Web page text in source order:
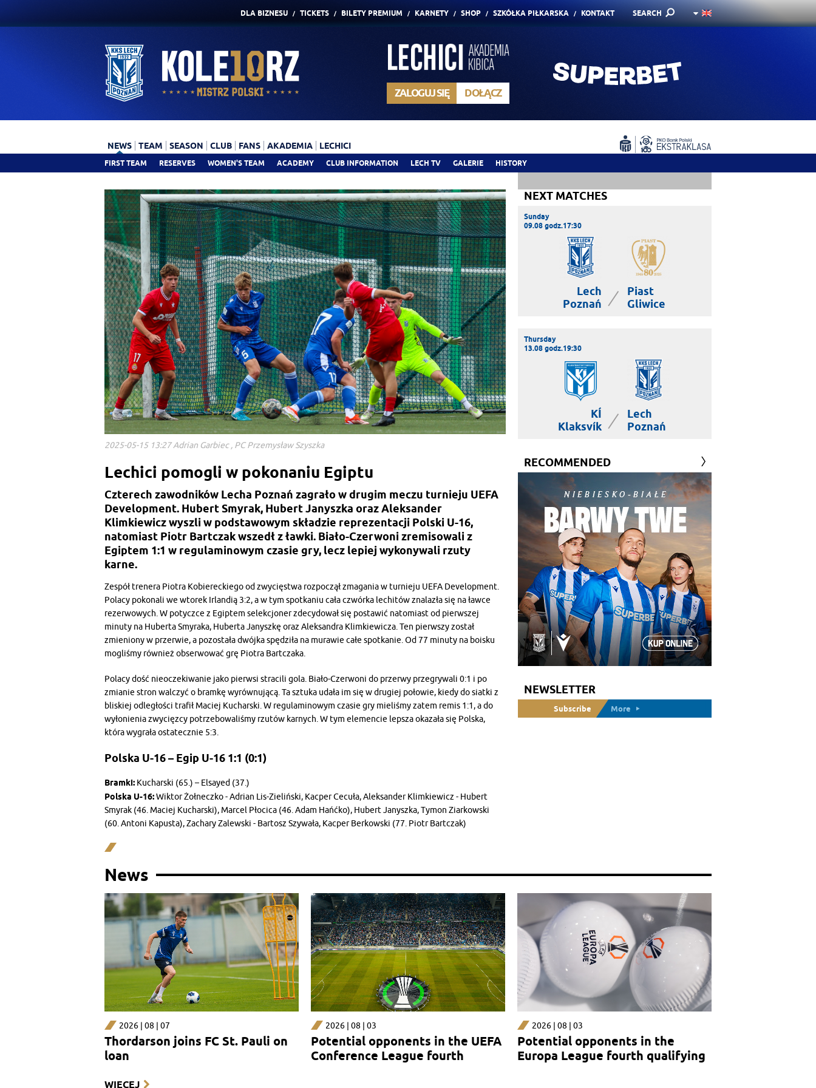
DLA BIZNESU TICKETS BILETY PREMIUM KARNETY SHOP SZKÓŁKA PIŁKARSKA KONTAKT SEARCH
ZALOGUJ SIĘ DOŁĄCZ
NEWS
FIRST TEAM RESERVES WOMEN'S TEAM ACADEMY CLUB INFORMATION LECH TV GALERIE HISTORY
TEAM SEASON CLUB FANS AKADEMIA LECHICI
2025-05-15 13:27 Adrian Garbiec , PC Przemysław Szyszka
Lechici pomogli w pokonaniu Egiptu
Czterech zawodników Lecha Poznań zagrało w drugim meczu turnieju UEFA
Development. Hubert Smyrak, Hubert Janyszka oraz Aleksander
Klimkiewicz wyszli w podstawowym składzie reprezentacji Polski U-16,
natomiast Piotr Bartczak wszedł z ławki. Biało-Czerwoni zremisowali z
Egiptem 1:1 w regulaminowym czasie gry, lecz lepiej wykonywali rzuty
karne.
Zespół trenera Piotra Kobiereckiego od zwycięstwa rozpoczął zmagania w turnieju UEFA Development.
Polacy pokonali we wtorek Irlandią 3:2, a w tym spotkaniu cała czwórka lechitów znalazła się na ławce
rezerwowych. W potyczce z Egiptem selekcjoner zdecydował się postawić natomiast od pierwszej
minuty na Huberta Smyraka, Huberta Janyszkę oraz Aleksandra Klimkiewicza. Ten pierwszy został
zmieniony w przerwie, a pozostała dwójka spędziła na murawie całe spotkanie. Od 77 minuty na boisku
mogliśmy również obserwować grę Piotra Bartczaka.
Polacy dość nieoczekiwanie jako pierwsi stracili gola. Biało-Czerwoni do przerwy przegrywali 0:1 i po
zmianie stron walczyć o bramkę wyrównującą. Ta sztuka udała im się w drugiej połowie, kiedy do siatki z
bliskiej odległości trafił Maciej Kucharski. W regulaminowym czasie gry mieliśmy zatem remis 1:1, a do
wyłonienia zwycięzcy potrzebowaliśmy rzutów karnych. W tym elemencie lepsza okazała się Polska,
która wygrała ostatecznie 5:3.
Polska U-16 – Egip U-16 1:1 (0:1)
Bramki: Kucharski (65.) – Elsayed (37.)
Polska U-16:Wiktor Żołneczko - Adrian Lis-Zieliński, Kacper Cecuła, Aleksander Klimkiewicz - Hubert
Smyrak (46. Maciej Kucharski), Marcel Płocica (46. Adam Hańćko), Hubert Janyszka, Tymon Ziarkowski
(60. Antoni Kapusta), Zachary Zalewski - Bartosz Szywała, Kacper Berkowski (77. Piotr Bartczak)
NEXT MATCHES
Sunday
09.08 godz.17:30
Lech
Poznań
|
Piast
Gliwice
Thursday
13.08 godz.19:30
KÍ
Klaksvík
|
Lech
Poznań
RECOMMENDED
NEWSLETTER
Subscribe More
News
2026 | 08 | 07
Thordarson joins FC St. Pauli on
loan
2026 | 08 | 03
Potential opponents in the UEFA
Conference League fourth
2026 | 08 | 03
Potential opponents in the
Europa League fourth qualifying
WIĘCEJ